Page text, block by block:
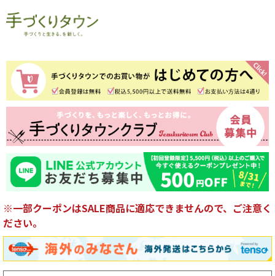
※一部クーポンはSALE商品に適応できませんので、ご注意く
ださい。